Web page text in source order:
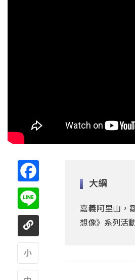
大綱
嘉義阿里山，
想像》系列活